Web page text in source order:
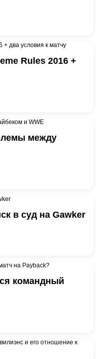
Rules 2016 +
между
в суд на Gawker
командный